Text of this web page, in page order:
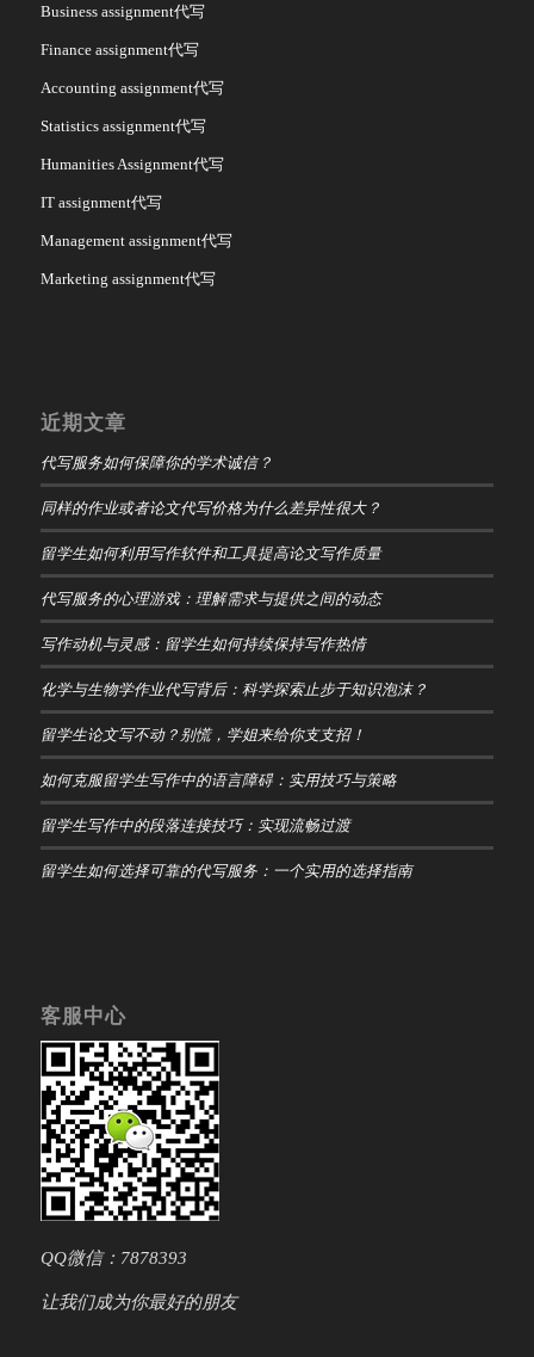
Business assignment代写
Finance assignment代写
Accounting assignment代写
Statistics assignment代写
Humanities Assignment代写
IT assignment代写
Management assignment代写
Marketing assignment代写
近期文章
代写服务如何保障你的学术诚信？
同样的作业或者论文代写价格为什么差异性很大？
留学生如何利用写作软件和工具提高论文写作质量
代写服务的心理游戏：理解需求与提供之间的动态
写作动机与灵感：留学生如何持续保持写作热情
化学与生物学作业代写背后：科学探索止步于知识泡沫？
留学生论文写不动？别慌，学姐来给你支支招！
如何克服留学生写作中的语言障碍：实用技巧与策略
留学生写作中的段落连接技巧：实现流畅过渡
留学生如何选择可靠的代写服务：一个实用的选择指南
客服中心
QQ微信：7878393
让我们成为你最好的朋友